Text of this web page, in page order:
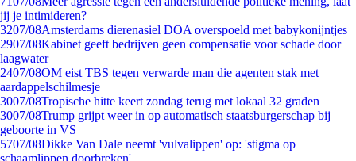
jij je intimideren?
3207/08Amsterdams dierenasiel DOA overspoeld met babykonijntjes
2907/08Kabinet geeft bedrijven geen compensatie voor schade door
laagwater
2407/08OM eist TBS tegen verwarde man die agenten stak met
aardappelschilmesje
3007/08Tropische hitte keert zondag terug met lokaal 32 graden
3007/08Trump grijpt weer in op automatisch staatsburgerschap bij
geboorte in VS
5707/08Dikke Van Dale neemt 'vulvalippen' op: 'stigma op
schaamlippen doorbreken'